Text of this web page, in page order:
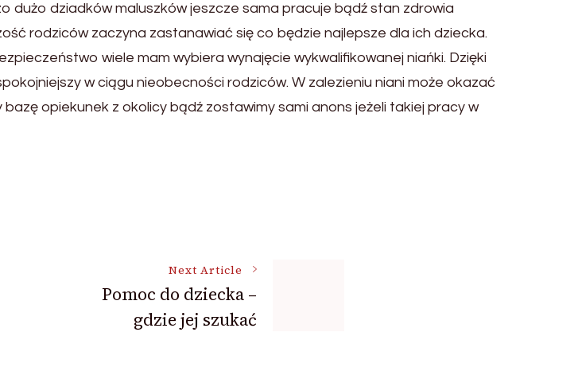
dużo dziadków maluszków jeszcze sama pracuje bądź stan zdrowia
rodziców zaczyna zastanawiać się co będzie najlepsze dla ich dziecka.
wiele mam wybiera wynajęcie wykwalifikowanej niańki. Dzięki
w ciągu nieobecności rodziców. W zalezieniu niani może okazać
opiekunek z okolicy bądź zostawimy sami anons jeżeli takiej pracy w
Next Article
Pomoc do dziecka –
gdzie jej szukać